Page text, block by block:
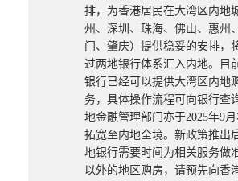
排，为香港居民在大湾区内地
州、深圳、珠海、佛山、惠州
门、肇庆）提供稳妥的安排，
过两地银行体系汇入内地。目
银行已经可以提供大湾区内地
务，具体操作流程可向银行查
地金融管理部门亦于2025年9
拓宽至内地全境。新政策推出
地银行需要时间为相关服务做
以外的地区购房，请预先向香